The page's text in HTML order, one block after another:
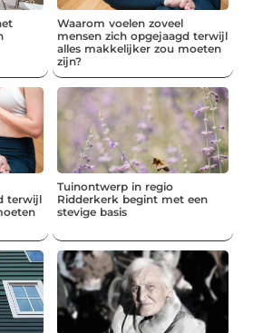
Waarom voelen zoveel
mensen zich opgejaagd terwijl
alles makkelijker zou moeten
zijn?
terwijl
Tuinontwerp in regio
Ridderkerk begint met een
stevige basis